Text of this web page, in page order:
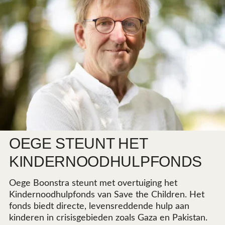
OEGE STEUNT HET
KINDERNOODHULPFONDS
Oege Boonstra steunt met overtuiging het
Kindernoodhulpfonds van Save the Children. Het
fonds biedt directe, levensreddende hulp aan
kinderen in crisisgebieden zoals Gaza en Pakistan.